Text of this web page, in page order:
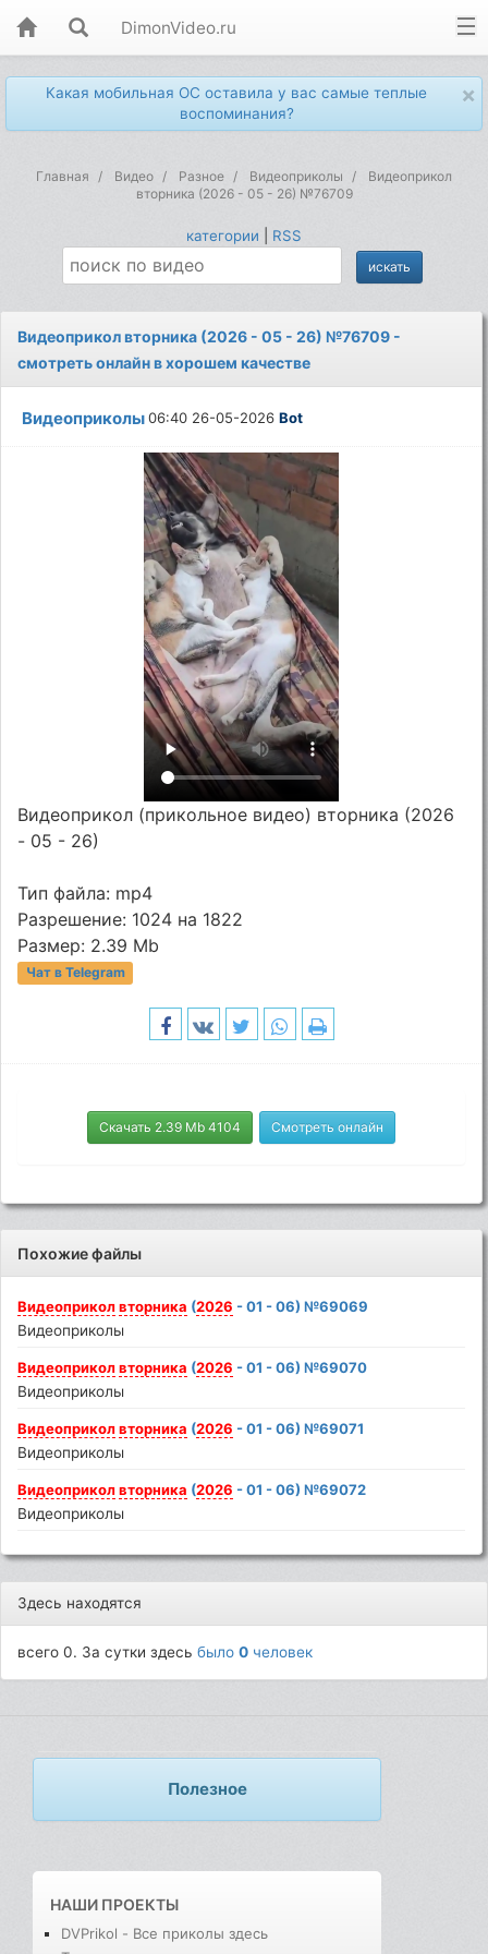
DimonVideo.ru
×
Какая мобильная ОС оставила у вас самые теплые
воспоминания?
Главная Видео Разное Видеоприколы
Видеоприкол
вторника (2026 - 05 - 26) №76709
категории RSS
Видеоприкол вторника (2026 - 05 - 26) №76709 -
смотреть онлайн в хорошем качестве
Видеоприколы06:40 26-05-2026Bot
Видеоприкол (прикольное видео) вторника (2026
- 05 - 26)
Тип файла: mp4
Разрешение: 1024 на 1822
Размер: 2.39 Mb
Чат в Telegram
Скачать 2.39 Mb 4104 Смотреть онлайн
Похожие файлы
Видеоприкол вторника (2026 - 01 - 06) №69069
Видеоприколы
Видеоприкол вторника (2026 - 01 - 06) №69070
Видеоприколы
Видеоприкол вторника (2026 - 01 - 06) №69071
Видеоприколы
Видеоприкол вторника (2026 - 01 - 06) №69072
Видеоприколы
Здесь находятся
всего 0. За сутки здесьбыло0 человек
Полезное
НАШИ ПРОЕКТЫ
DVPrikol - Все приколы здесь